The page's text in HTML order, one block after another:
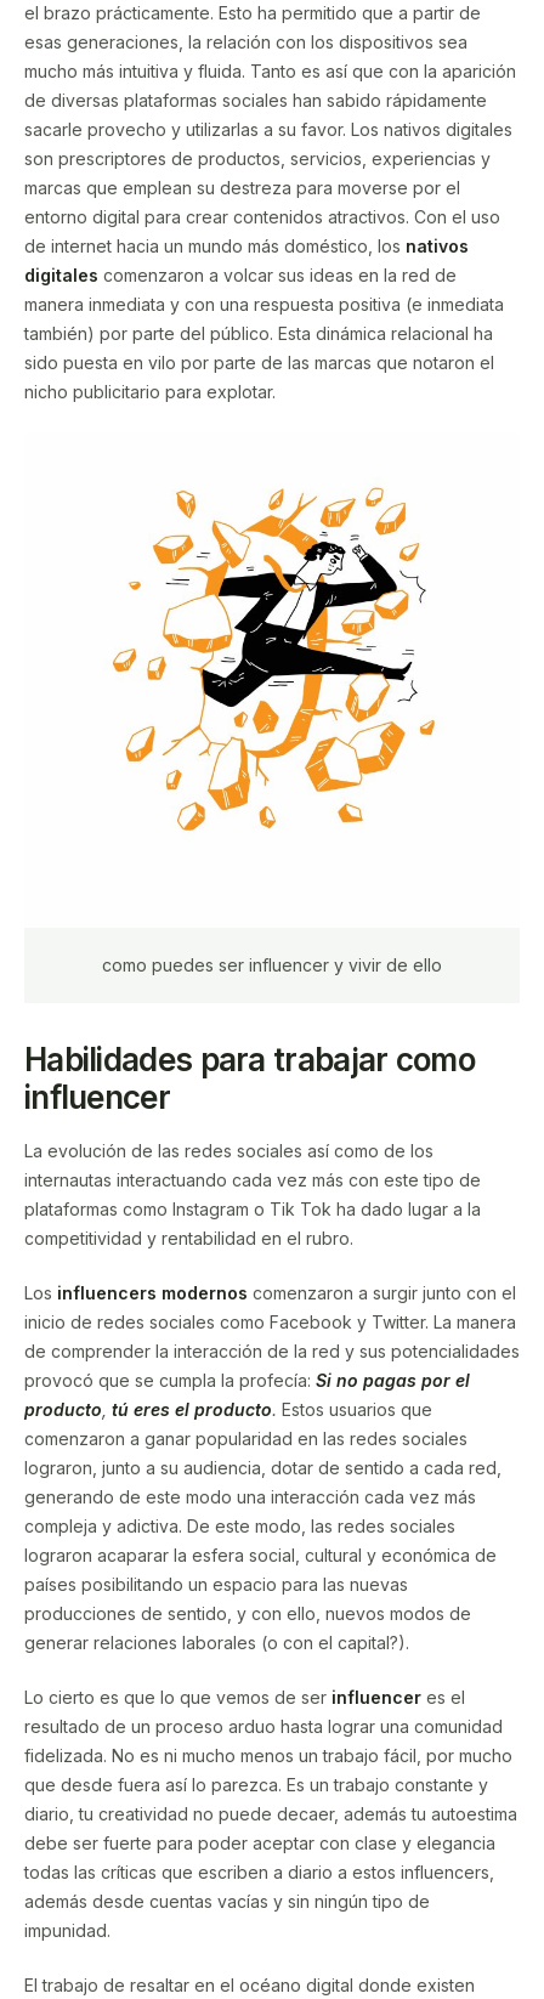
el brazo prácticamente. Esto ha permitido que a partir de
esas generaciones, la relación con los dispositivos sea
mucho más intuitiva y fluida. Tanto es así que con la aparición
de diversas plataformas sociales han sabido rápidamente
sacarle provecho y utilizarlas a su favor. Los nativos digitales
son prescriptores de productos, servicios, experiencias y
marcas que emplean su destreza para moverse por el
entorno digital para crear contenidos atractivos. Con el uso
de internet hacia un mundo más doméstico, los nativos
digitales comenzaron a volcar sus ideas en la red de
manera inmediata y con una respuesta positiva (e inmediata
también) por parte del público. Esta dinámica relacional ha
sido puesta en vilo por parte de las marcas que notaron el
nicho publicitario para explotar.
como puedes ser influencer y vivir de ello
Habilidades para trabajar como
influencer
La evolución de las redes sociales así como de los
internautas interactuando cada vez más con este tipo de
plataformas como Instagram o Tik Tok ha dado lugar a la
competitividad y rentabilidad en el rubro.
Los influencers modernos comenzaron a surgir junto con el
inicio de redes sociales como Facebook y Twitter. La manera
de comprender la interacción de la red y sus potencialidades
provocó que se cumpla la profecía: Si no pagas por el
producto tú eres el producto. Estos usuarios que
comenzaron a ganar popularidad en las redes sociales
lograron, junto a su audiencia, dotar de sentido a cada red,
generando de este modo una interacción cada vez más
compleja y adictiva. De este modo, las redes sociales
lograron acaparar la esfera social, cultural y económica de
países posibilitando un espacio para las nuevas
producciones de sentido, y con ello, nuevos modos de
generar relaciones laborales (o con el capital?).
Lo cierto es que lo que vemos de ser influencer es el
resultado de un proceso arduo hasta lograr una comunidad
fidelizada. No es ni mucho menos un trabajo fácil, por mucho
que desde fuera así lo parezca. Es un trabajo constante y
diario, tu creatividad no puede decaer, además tu autoestima
debe ser fuerte para poder aceptar con clase y elegancia
todas las críticas que escriben a diario a estos influencers,
además desde cuentas vacías y sin ningún tipo de
impunidad.
El trabajo de resaltar en el océano digital donde existen